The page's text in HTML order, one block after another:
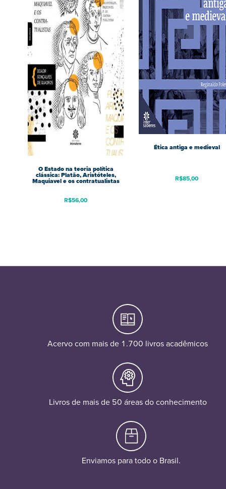
O Estado na teoria política
clássica: Platão, Aristóteles,
Maquiavel e os contratualistas
R$56,00
Ética antiga e medieval
R$85,00
Acervo com mais de 1.700 livros acadêmicos
Livros de mais de 50 áreas do conhecimento
Enviamos para todo o Brasil.